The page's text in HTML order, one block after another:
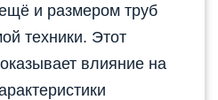
и размером труб
техники. Этот
влияние на